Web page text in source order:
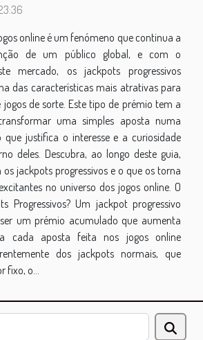
online é um fenómeno que continua a
de um público global, e com o
mercado, os jackpots progressivos
das características mais atrativas para
jogos de sorte. Este tipo de prémio tem a
uma simples aposta numa
justifica o interesse e a curiosidade
deles. Descubra, ao longo deste guia,
jackpots progressivos e o que os torna
no universo dos jogos online. O
Progressivos? Um jackpot progressivo
um prémio acumulado que aumenta
cada aposta feita nos jogos online
dos jackpots normais, que
o...